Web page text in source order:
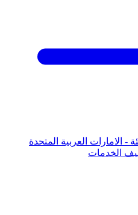
- الامارات العربية المتحدة
الخدمات